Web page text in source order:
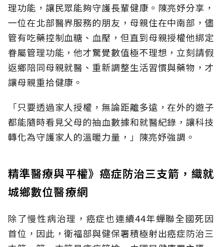
理功能，讓民眾能夠守護長輩健康。陳亮妤分享，
一位在北部醫界服務的朋友，母親住在中南部，儘
管有吃藥控制血糖、血壓，但直到母親授權他綁定
眷屬管理功能，他才驚覺數值極不理想，立刻請假
返鄉陪同母親就醫、重新調整生活習慣與藥物，才
讓母親重拾健康。
「只要透過家人授權，無論距離多遠，在外的遊子
都能隨時看見父母的抽血數據和就醫紀錄，讓科技
轉化為守護家人的溫暖力量，」陳亮妤強調。
精準醫療與平權》癌症防治三支箭，織就
城鄉數位醫療網
除了慢性病治理，癌症也連續44年蟬聯全國死因
首位，因此，衛福部與健保署積極射出癌症防治三